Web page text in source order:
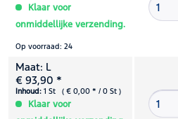
Klaar voor
onmiddellijke verzending.
Op voorraad: 24
Maat: L
€ 93,90 *
Inhoud: 1 St ( € 0,00 * / 0 St )
Klaar voor